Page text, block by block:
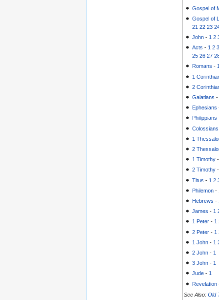
Gospel of
Gospel of
21 22 23
John - 1 2
Acts - 1 2
25 26 27
Romans -
1
2
Galatians
Ephesians
Philippians
Colossians
1
2
1 Timothy
2 Timothy
Titus - 1 2
Philemon -
Hebrews -
James - 1
1 Peter -1
2 Peter - 1
1 John - 1
2 John - 1
3 John - 1
Jude -1
Revelation
See Also: Old